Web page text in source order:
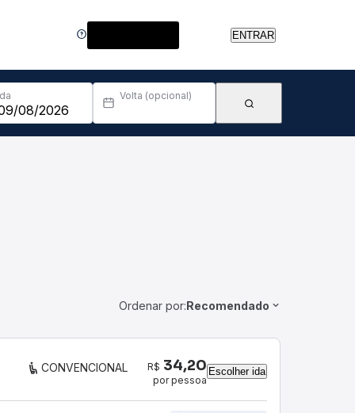
ENTRAR
Volta (opcional)
Ordenar por:Recomendado
CONVENCIONAL R$ 34,20
por pessoa
Escolher ida